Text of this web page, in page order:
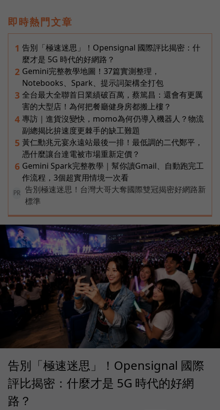
即時熱門文章
1 告別「極速迷思」！Opensignal 國際評比揭密：什
麼才是 5G 時代的好網路？
2 Gemini完整教學地圖！37篇實測整理，
Notebooks、Spark、提示詞架構全打包
3 全台最大全聯首日業績破百萬，蔡篤昌：還會有更厲
害的大型店！為何把餐廳健身房都搬上樓？
4 專訪｜進貨沒變快，momo為何仍導入機器人？物流
副總揭比拚速度更棘手的缺工難題
5 黃仁勳兆元宴永遠站最後一排！最低調的二代鄭平，
憑什麼讓台達電被市場重新定價？
6 Gemini Spark完整教學｜幫你讀Gmail、自動跑完工
作流程，3個超實用情境一次看
PR
告別極速迷思！台灣大哥大奪國際雙冠揭密好網路新
標準
告別「極速迷思」！Opensignal 國際
評比揭密：什麼才是 5G 時代的好網
路？